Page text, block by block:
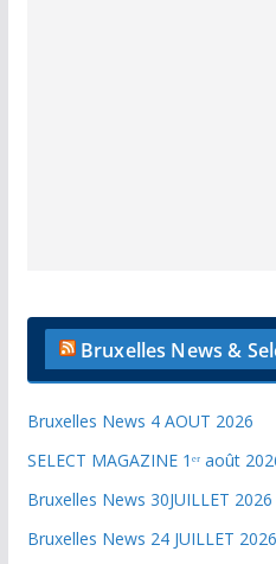
Bruxelles News &
Bruxelles News 4 AOUT 2026
SELECT MAGAZINE 1ᵉʳ août
Bruxelles News 30JUILLET 2026
Bruxelles News 24 JUILLET 2026